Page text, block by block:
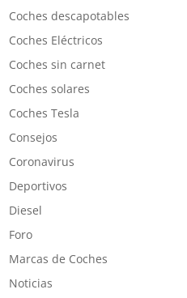
Coches descapotables
Coches Eléctricos
Coches sin carnet
Coches solares
Coches Tesla
Consejos
Coronavirus
Deportivos
Diesel
Foro
Marcas de Coches
Noticias